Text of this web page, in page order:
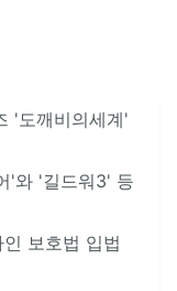
'도깨비의세계'
'와 '길드워3' 등
인 보호법 입법